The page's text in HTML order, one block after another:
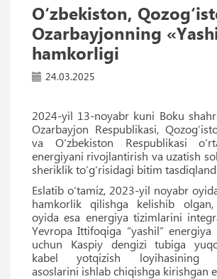
O‘zbekiston,
Ozarbayjonning
hamkorligi
24.03.2025
2024-yil 13-noyabr kuni Boku
Ozarbayjon Respublikasi,
va O‘zbekiston Respublikasi
energiyani rivojlantirish va uzatish
sheriklik to‘g‘risidagi bitim
Eslatib o‘tamiz, 2023-yil noyabr
hamkorlik qilishga kelishib
oyida esa energiya tizimlarini
Yevropa Ittifoqiga “yashil”
uchun Kaspiy dengizi tubiga
kabel yotqizish loyihasining
asoslarini ishlab chiqishga kirishgan